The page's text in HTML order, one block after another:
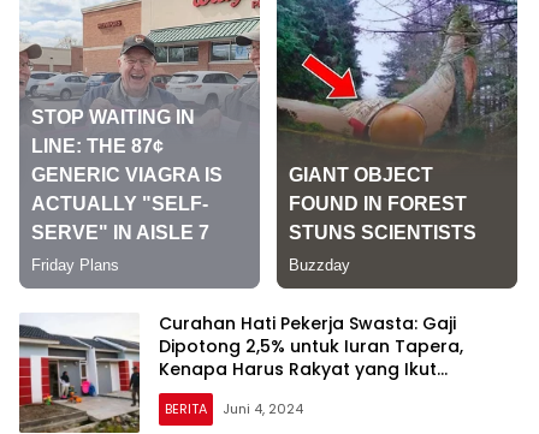
Curahan Hati Pekerja Swasta: Gaji
Dipotong 2,5% untuk Iuran Tapera,
Kenapa Harus Rakyat yang Ikut
Menanggung?
BERITA Juni 4, 2024